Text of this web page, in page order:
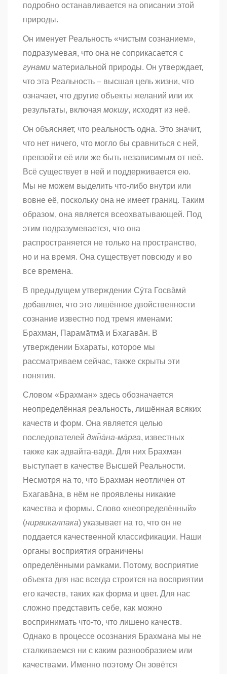
подробно останавливается на описании этой
природы.
Он именует Реальность «чистым сознанием»,
подразумевая, что она не соприкасается с
гунами материальной природы. Он утверждает,
что эта Реальность – высшая цель жизни, что
означает, что другие объекты желаний или их
результаты, включая мокшу, исходят из неё.
Он объясняет, что реальность одна. Это значит,
что нет ничего, что могло бы сравниться с ней,
превзойти её или же быть независимым от неё.
Всё существует в ней и поддерживается ею.
Мы не можем выделить что-либо внутри или
вовне её, поскольку она не имеет границ. Таким
образом, она является всеохватывающей. Под
этим подразумевается, что она
распространяется не только на пространство,
но и на время. Она существует повсюду и во
все времена.
В предыдущем утверждении Сӯта Госва̄мӣ
добавляет, что это лишённое двойственности
сознание известно под тремя именами:
Брахман, Парама̄тма̄ и Бхагава̄н. В
утверждении Бхараты, которое мы
рассматриваем сейчас, также скрыты эти
понятия.
Словом «Брахман» здесь обозначается
неопределённая реальность, лишённая всяких
качеств и форм. Она является целью
последователей джн̃а̄на-ма̄рга, известных
также как адвайта-ва̄дӣ. Для них Брахман
выступает в качестве Высшей Реальности.
Несмотря на то, что Брахман неотличен от
Бхагава̄на, в нём не проявлены никакие
качества и формы. Слово «неопределённый»
(нирвикалпака) указывает на то, что он не
поддается качественной классификации. Наши
органы восприятия ограничены
определёнными рамками. Потому, восприятие
объекта для нас всегда строится на восприятии
его качеств, таких как форма и цвет. Для нас
сложно представить себе, как можно
воспринимать что-то, что лишено качеств.
Однако в процессе осознания Брахмана мы не
сталкиваемся ни с каким разнообразием или
качествами. Именно поэтому Он зовётся